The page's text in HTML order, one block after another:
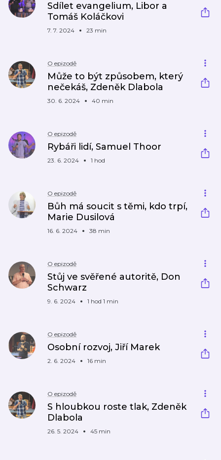
Sdílet evangelium, Libor a
Tomáš Koláčkovi
7. 7. 2024 23 min
O epizodě
Může to být způsobem, který
nečekáš, Zdeněk Dlabola
30. 6. 2024 40 min
O epizodě
Rybáři lidí, Samuel Thoor
23. 6. 2024 1 hod
O epizodě
Bůh má soucit s těmi, kdo trpí,
Marie Dusilová
16. 6. 2024 38 min
O epizodě
Stůj ve svěřené autoritě, Don
Schwarz
9. 6. 2024 1 hod 1 min
O epizodě
Osobní rozvoj, Jiří Marek
2. 6. 2024 16 min
O epizodě
S hloubkou roste tlak, Zdeněk
Dlabola
26. 5. 2024 45 min